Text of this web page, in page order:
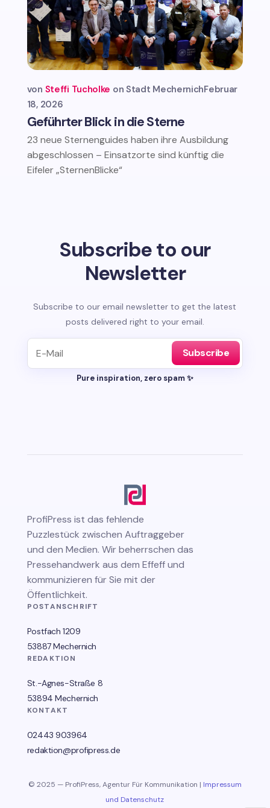
Geführter Blick in die Sterne
von Steffi Tucholke Stadt MechernichFebruar
18, 2026
23 neue Sternenguides haben ihre Ausbildung
abgeschlossen – Einsatzorte sind künftig die
Eifeler „SternenBlicke“
Subscribe to our
Newsletter
Subscribe to our email newsletter to get the latest
posts delivered right to your email.
Subscribe
Pure inspiration, zero spam ✨
ProfiPress ist das fehlende
Puzzlestück zwischen Auftraggeber
und den Medien. Wir beherrschen das
Pressehandwerk aus dem Effeff und
kommunizieren für Sie mit der
Öffentlichkeit.
POSTANSCHRIFT
Postfach 1209
53887 Mechernich
REDAKTION
St.-Agnes-Straße 8
53894 Mechernich
KONTAKT
02443 903964
redaktion@profipress.de
© 2025 — ProfiPress, Agentur Für Kommunikation | Impressum
und Datenschutz